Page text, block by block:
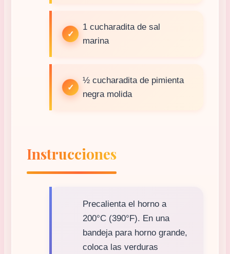
1 cucharadita de sal
marina
½ cucharadita de pimienta
negra molida
Instrucciones
Precalienta el horno a
200°C (390°F). En una
bandeja para horno grande,
coloca las verduras